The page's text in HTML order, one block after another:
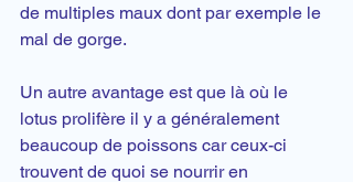
de multiples maux dont par exemple le
mal de gorge.
Un autre avantage est que là où le
lotus prolifère il y a généralement
beaucoup de poissons car ceux-ci
trouvent de quoi se nourrir en